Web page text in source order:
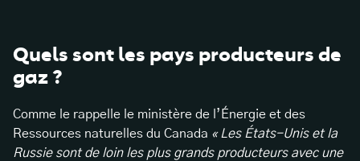
Quels sont les pays producteurs de
gaz ?
Comme le rappelle le ministère de l’Énergie et des
Ressources naturelles du Canada « Les États-Unis et la
Russie sont de loin les plus grands producteurs avec une